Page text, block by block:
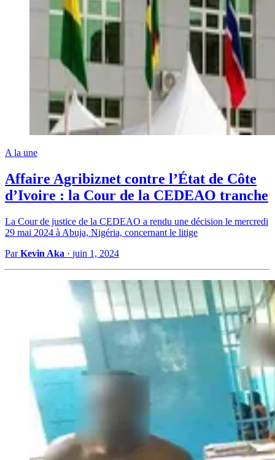
A la une
Affaire Agribiznet contre l’État de Côte
d’Ivoire : la Cour de la CEDEAO tranche
La Cour de justice de la CEDEAO a rendu une décision le mercredi
29 mai 2024 à Abuja, Nigéria, concernant le litige
ParKevin Aka · juin 1, 2024